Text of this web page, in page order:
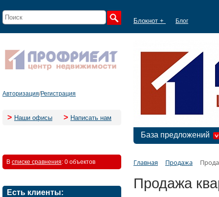
Блокнот + Блог
Авторизация/Регистрация
> Наши офисы > Написать нам
База предложений
В списке сравнения: 0 объектов
Есть клиенты:
Главная Продажа
Продажа